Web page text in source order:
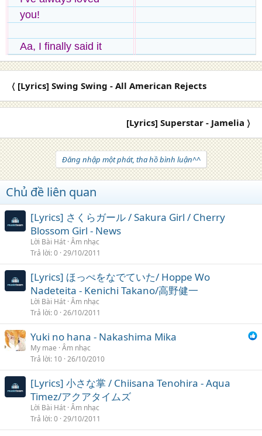
you!
Aa, I finally said it
〈 [Lyrics] Swing Swing - All American Rejects
[Lyrics] Superstar - Jamelia 〉
Đăng nhập một phát, tha hồ bình luận^^
Chủ đề liên quan
[Lyrics] さくらガール / Sakura Girl / Cherry
Blossom Girl - News
Lời Bài Hát Âm nhạc
Trả lời 0 29/10/2011
[Lyrics] ほっぺをなでていた/ Hoppe Wo
Nadeteita - Kenichi Takano/高野健一
Lời Bài Hát Âm nhạc
Trả lời 0 26/10/2011
Yuki no hana - Nakashima Mika
My mae Âm nhạc
Trả lời 10 26/10/2010
[Lyrics] 小さな掌 / Chiisana Tenohira - Aqua
Timez/アクアタイムズ
Lời Bài Hát Âm nhạc
Trả lời 0 29/10/2011